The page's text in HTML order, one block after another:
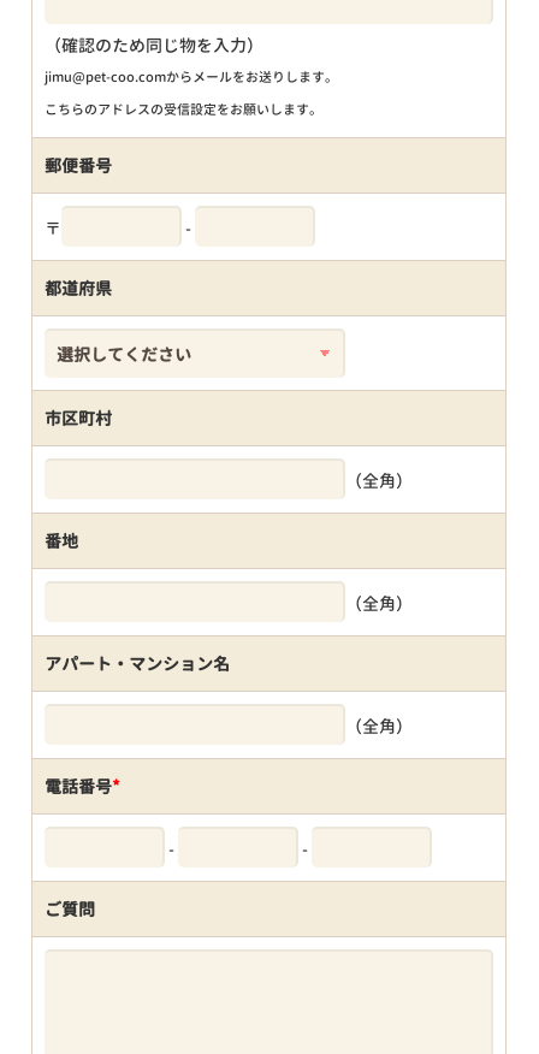
（確認のため同じ物を入力）
jimu@pet-coo.comからメールをお送りします。
こちらのアドレスの受信設定をお願いします。
郵便番号
〒 -
都道府県
市区町村
（全角）
番地
（全角）
アパート・マンション名
（全角）
電話番号*
- -
ご質問